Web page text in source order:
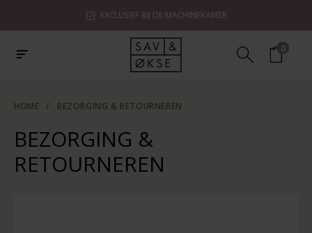
EXCLUSIEF BIJ DE MACHINEKAMER
0
HOME / BEZORGING & RETOURNEREN
BEZORGING &
RETOURNEREN